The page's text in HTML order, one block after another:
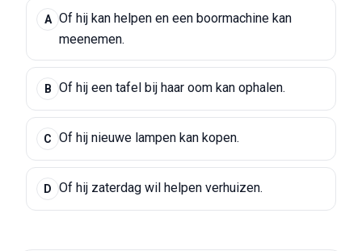
A Of hij kan helpen en een boormachine kan
meenemen.
B Of hij een tafel bij haar oom kan ophalen.
C Of hij nieuwe lampen kan kopen.
D Of hij zaterdag wil helpen verhuizen.